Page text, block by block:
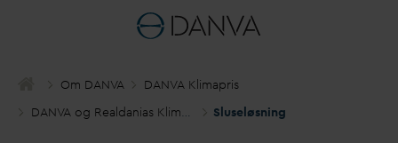
Om DANVA DANVA Klimapris
DANVA og Realdanias Klimapris 2017 Sluseløsning